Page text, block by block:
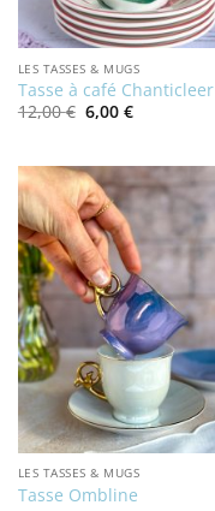
LES TASSES & MUGS
Tasse à café Chanticleer
12,00€ Le
prix
12,00 €.
6,00 €Le
6,00 €.
LES TASSES & MUGS
Tasse Ombline